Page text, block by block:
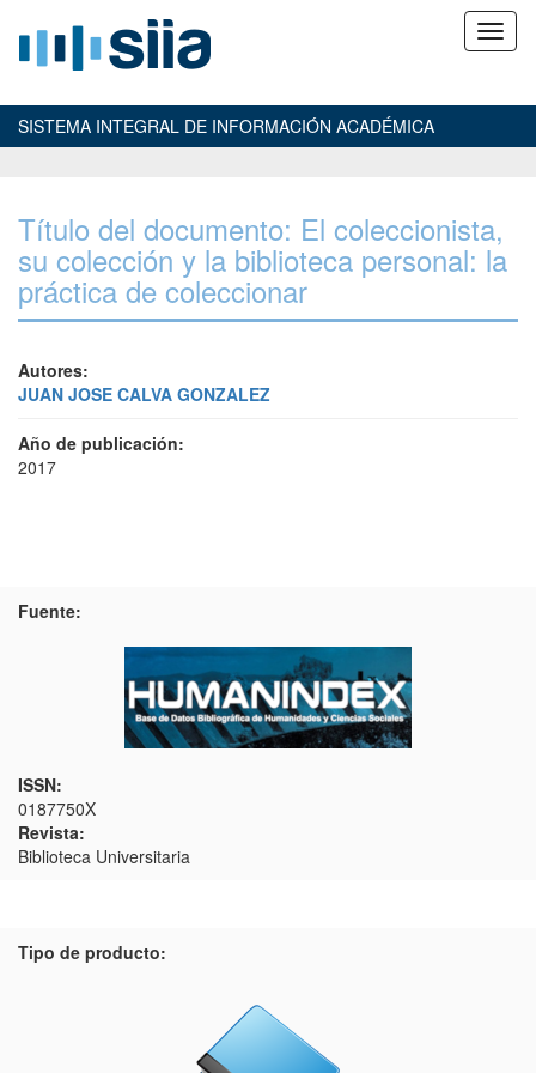
SISTEMA INTEGRAL DE INFORMACIÓN ACADÉMICA
Título del documento: El coleccionista,
su colección y la biblioteca personal: la
práctica de coleccionar
Autores:
JUAN JOSE CALVA GONZALEZ
Año de publicación:
2017
Fuente:
ISSN:
0187750X
Revista:
Biblioteca Universitaria
Tipo de producto: